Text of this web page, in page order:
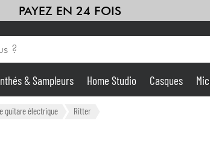
PAYEZ EN 24 FOIS
Amplis & Effets
& Sampleurs Home Studio Casques
guitare électrique Ritter